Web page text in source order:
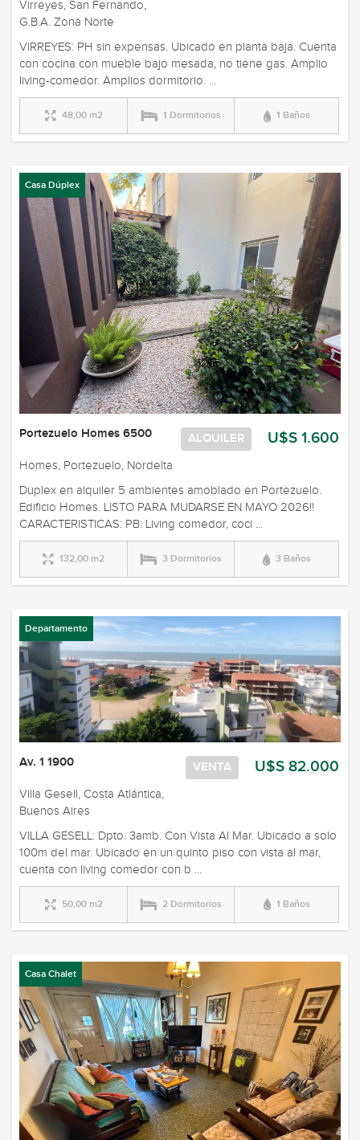
Virreyes, San Fernando,
G.B.A. Zona Norte
VIRREYES: PH sin expensas. Ubicado en planta baja. Cuenta
con cocina con mueble bajo mesada, no tiene gas. Amplio
living-comedor. Amplios dormitorio. ...
48,00 m2 1 Dormitorios 1 Baños
Casa Dúplex
U$S 1.600
ALQUILER
Portezuelo Homes 6500
Homes, Portezuelo, Nordelta
Duplex en alquiler 5 ambientes amoblado en Portezuelo.
Edificio Homes. LISTO PARA MUDARSE EN MAYO 2026!!
CARACTERISTICAS: PB: Living comedor, coci ...
132,00 m2 3 Dormitorios 3 Baños
Departamento
U$S 82.000
VENTA
Av. 1 1900
Villa Gesell, Costa Atlántica,
Buenos Aires
VILLA GESELL: Dpto. 3amb. Con Vista Al Mar. Ubicado a solo
100m del mar. Ubicado en un quinto piso con vista al mar,
cuenta con living comedor con b ...
50,00 m2 2 Dormitorios 1 Baños
Casa Chalet